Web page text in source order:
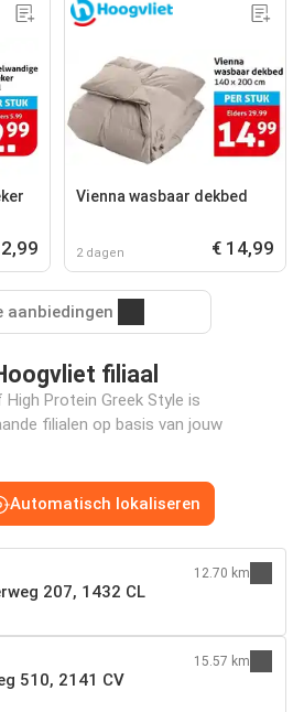
Vienna wasbaar dekbed
2 dagen € 14,99
aanbiedingen
filiaal
Protein Greek Style is
filialen op basis van jouw
Automatisch lokaliseren
207, 1432 CL
12.70 km
510, 2141 CV
15.57 km